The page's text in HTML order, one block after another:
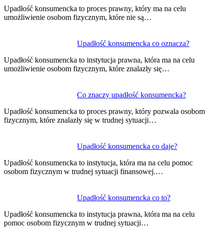
Upadłość konsumencka to proces prawny, który ma na celu
umożliwienie osobom fizycznym, które nie są…
Upadłość konsumencka co oznacza?
Upadłość konsumencka to instytucja prawna, która ma na celu
umożliwienie osobom fizycznym, które znalazły się…
Co znaczy upadłość konsumencka?
Upadłość konsumencka to proces prawny, który pozwala osobom
fizycznym, które znalazły się w trudnej sytuacji…
Upadłość konsumencka co daje?
Upadłość konsumencka to instytucja, która ma na celu pomoc
osobom fizycznym w trudnej sytuacji finansowej.…
Upadłość konsumencka co to?
Upadłość konsumencka to instytucja prawna, która ma na celu
pomoc osobom fizycznym w trudnej sytuacji…
wpisu